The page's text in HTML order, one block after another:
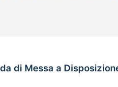
di Messa a